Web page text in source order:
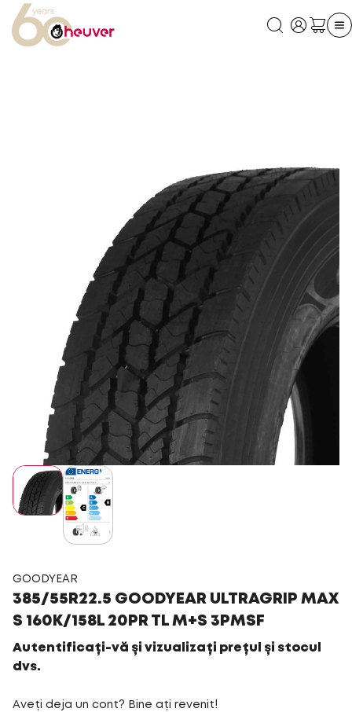
GOODYEAR
385/55R22.5 GOODYEAR ULTRAGRIP MAX
S 160K/158L 20PR TL M+S 3PMSF
Autentificați-vă și vizualizați prețul și stocul
dvs.
Aveți deja un cont? Bine ați revenit!